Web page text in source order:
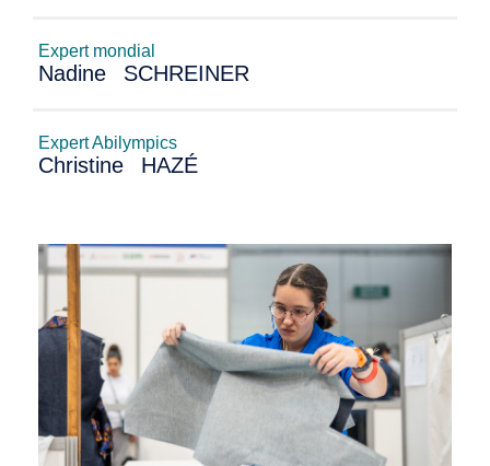
Expert mondial
Nadine SCHREINER
Expert Abilympics
Christine HAZÉ